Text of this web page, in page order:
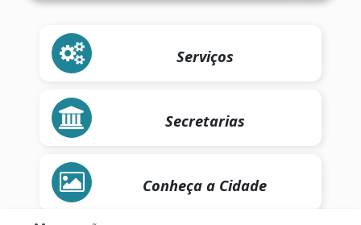
Serviços
Secretarias
Conheça a Cidade